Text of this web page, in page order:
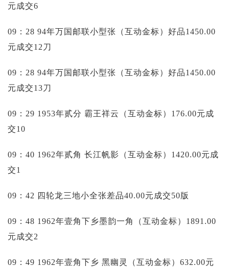
元成交6
09：28 94年万国邮联小型张（互动金标）好品1450.00
元成交12刀
09：28 94年万国邮联小型张（互动金标）好品1450.00
元成交13刀
09：29 1953年贰分 霸王祥云（互动金标）176.00元成
交10
09：40 1962年贰角 长江帆影（互动金标）1420.00元成
交1
09：42 四轮龙三地小全张差品40.00元成交50版
09：48 1962年壹角下乡墨韵一角（互动金标）1891.00
元成交2
09：49 1962年壹角下乡 黑幽灵（互动金标）632.00元